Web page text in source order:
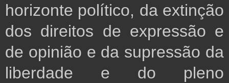
horizonte político, da extinção
dos direitos de expressão e
de opinião e da supressão da
liberdade e do pleno